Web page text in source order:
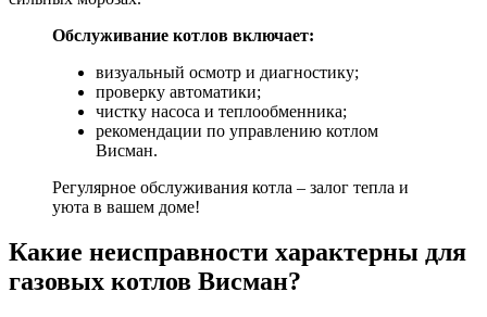
Обслуживание котлов включает:
визуальный осмотр и диагностику;
проверку автоматики;
чистку насоса и теплообменника;
рекомендации по управлению котлом
Висман.
Регулярное обслуживания котла – залог тепла и
уюта в вашем доме!
Какие неисправности характерны для
газовых котлов Висман?